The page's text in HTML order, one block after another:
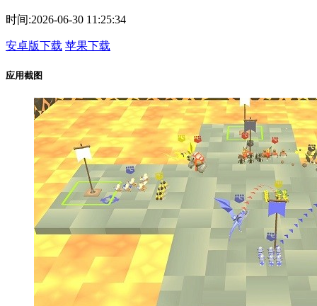
时间:2026-06-30 11:25:34
安卓版下载 苹果下载
应用截图